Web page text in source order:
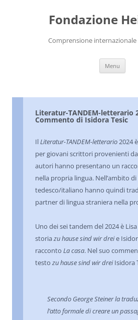
Fondazione
Comprensione
Menu
Literatur-TANDEM-letterario
Commento di Isidora Tesic
IlLiteratur-TANDEM-letterario2024
per giovani scrittori provenienti
autori hanno presentano un
nella propria lingua. Nell’ambito
tedesco/italiano hanno quindi
partner di lingua straniera nella
Uno dei sei tandem del 2024 è
storia zu hause sind wir dreie
racconto La casa. Nel suo
testo zu hause sind wir dreiIsidora
Secondo George Steiner la
l’atto formale di creare un